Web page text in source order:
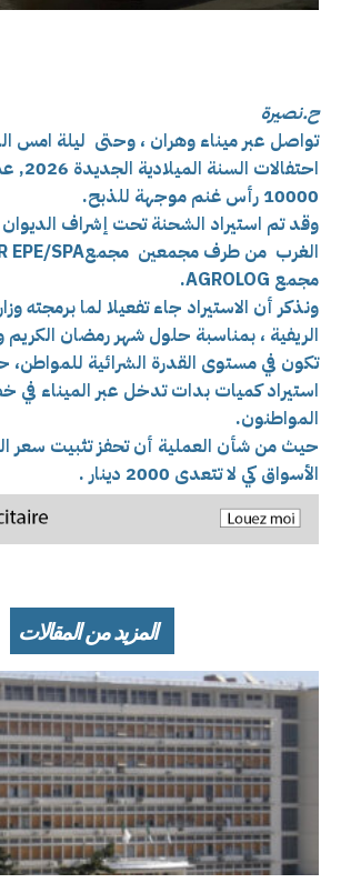
ح.نصيرة
تواصل عبر ميناء وهران ، وحتى ليلة امس
10000 رأس غنم موجهة للذبح.
وقد تم استيراد الشحنة تحت إشراف
مجمع AGROLOG.
ونذكر أن الاستيراد جاء تفعيلا لما برمجته
الريفية ، بمناسبة حلول شهر رمضان الكريم
تكون في مستوى القدرة الشرائية للمواطن،
استيراد كميات بدات تدخل عبر الميناء في
المواطنون.
حيث من شأن العملية أن تحفز تثبيت سعر
الأسواق كي لا تتعدى 2000 دينار .
المزيد من المقالات